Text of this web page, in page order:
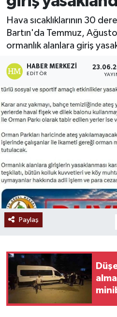
Hava sıcaklıklarının 30
Bartın'da Temmuz,
ormanlık alanlara giriş
HABER MERKEZI
EDITÖR
Paylaş
Ekonomi
Sağlık
Tokat Haber